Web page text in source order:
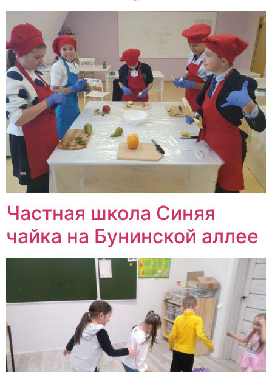
Частная школа Синяя
чайка на Бунинской аллее